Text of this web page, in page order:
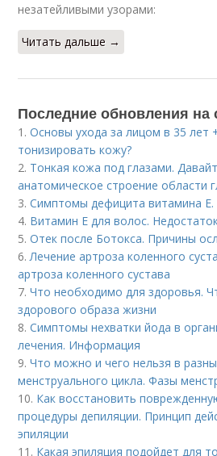
незатейливыми узорами:
Читать дальше →
Последние обновления на
1.Основы ухода за лицом в 35 лет
тонизировать кожу?
2. Тонкая кожа под глазами.
анатомическое строение области
3.Симптомы дефицита витамина E.
4. Витамин Е для волос.
5.Отек после Ботокса. Причины
6.Лечение артроза коленного
артроза коленного сустава
7.Что необходимо для здоровья.
здорового образа жизни
8.Симптомы нехватки йода в
лечения. Информация
9.Что можно и чего нельзя в
менструального цикла. Фазы
10. Как восстановить
процедуры депиляции. Принцип
эпиляции
11. Какая эпиляция подойдет для